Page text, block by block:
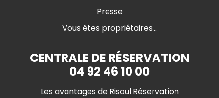
Presse
Vous êtes propriétaires...
CENTRALE DE RÉSERVATION
04 92 46 10 00
Les avantages de Risoul Réservation